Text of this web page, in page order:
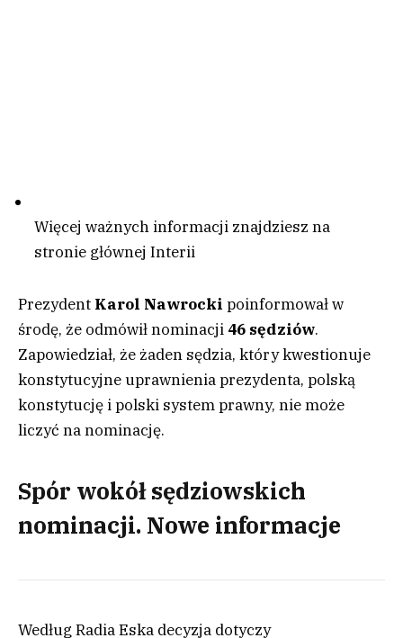
Więcej ważnych informacji znajdziesz na
stronie głównej Interii
Prezydent Karol Nawrocki poinformował w
środę, że odmówił nominacji 46 sędziów.
Zapowiedział, że żaden sędzia, który kwestionuje
konstytucyjne uprawnienia prezydenta, polską
konstytucję i polski system prawny, nie może
liczyć na nominację.
Spór wokół sędziowskich
nominacji. Nowe informacje
Według Radia Eska decyzja dotyczy